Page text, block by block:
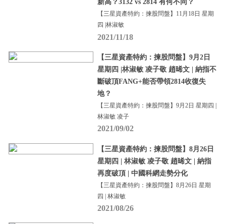
新高？3132 vs 2814 有何不同？
【三星資產特約：揀股問盤】11月18日 星期
四 |林淑敏
2021/11/18
【三星資產特約：揀股問盤】9月2日
星期四 |林淑敏 凌子敬 趙晞文 | 納指不
斷破頂FANG+能否帶領2814收復失
地？
【三星資產特約：揀股問盤】9月2日 星期四 |
林淑敏 凌子
2021/09/02
【三星資產特約：揀股問盤】8月26日
星期四 | 林淑敏 凌子敬 趙晞文 | 納指
再度破頂 | 中國科網走勢分化
【三星資產特約：揀股問盤】8月26日 星期
四 | 林淑敏
2021/08/26